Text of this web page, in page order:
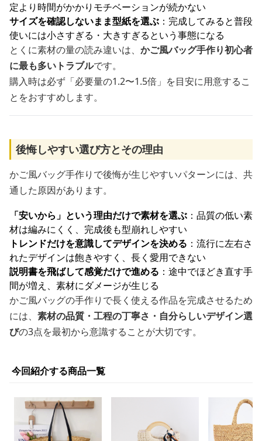
定より時間がかかりモチベーションが続かない
サイズを確認しないまま型紙を選ぶ ：完成してみると普段
使いには小さすぎる・大きすぎるという事態になる
とくに素材の量の読み違いは、 かご風バッグ手作り初心者
に最も多いトラブルです。
購入時は必ず「必要量の1.2〜1.5倍」を目安に用意するこ
とをおすすめします。
後悔しやすい選び方とその理由
かご風バッグ手作りで後悔が生じやすいパターンには、共
通した原因があります。
「安いから」という理由だけで素材を選ぶ ：品質の低い素
材は編みにくく、完成後も型崩れしやすい
トレンドだけを意識してデザインを決める ：流行に左右さ
れたデザインは飽きやすく、長く愛用できない
説明書を飛ばして感覚だけで進める ：途中でほどき直す手
間が増え、素材にダメージが生じる
かご風バッグの手作りで長く使える作品を完成させるため
には、 素材の品質・工程の丁寧さ・自分らしいデザイン選
びの3点を最初から意識することが大切です。
今回紹介する商品一覧